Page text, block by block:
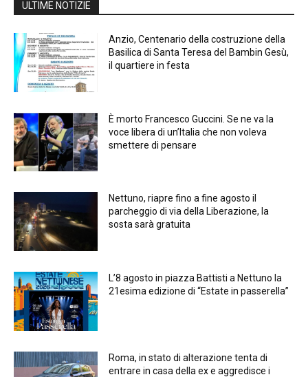
ULTIME NOTIZIE
Anzio, Centenario della costruzione della
Basilica di Santa Teresa del Bambin Gesù,
il quartiere in festa
È morto Francesco Guccini. Se ne va la
voce libera di un’Italia che non voleva
smettere di pensare
Nettuno, riapre fino a fine agosto il
parcheggio di via della Liberazione, la
sosta sarà gratuita
L’8 agosto in piazza Battisti a Nettuno la
21esima edizione di “Estate in passerella”
Roma, in stato di alterazione tenta di
entrare in casa della ex e aggredisce i